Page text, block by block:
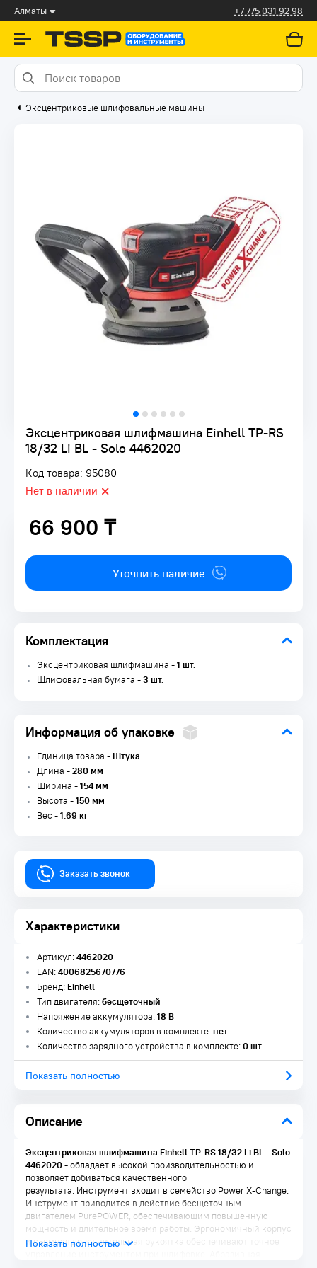
Алматы +7 775 031 92 98
Эксцентриковые шлифовальные машины
Эксцентриковая шлифмашина Einhell TP-RS
18/32 Li BL - Solo 4462020
Код товара: 95080
Нет в наличии
66 900 ₸
66 900 ₸
Уточнить наличие
Комплектация
Эксцентриковая шлифмашина -1 шт.
Шлифовальная бумага -3 шт.
Информация об упаковке
Единица товара -Штука
Длина -280 мм
Ширина -154 мм
Высота -150 мм
Вес -1.69 кг
Заказать звонок
Характеристики
Описание
Артикул:4462020
EAN:4006825670776
Бренд:Einhell
Тип двигателя:бесщеточный
Напряжение аккумулятора:18 В
Количество аккумуляторов в комплекте:нет
Количество зарядного устройства в комплекте:0 шт.
Показать полностью
Эксцентриковая шлифмашина Einhell TP-RS 18/32 Li BL - Solo
4462020 -обладает высокой производительностью и
позволяет добиваться качественного
результата. Инструмент входит в семейство Power X-Change.
Инструмент приводится в действие бесщеточным
двигателем PurePOWER, обеспечивающим повышенную
мощность и длительное время работы. Эргономичный корпус
и съемная дополнительная рукоятка обеспечивают точное